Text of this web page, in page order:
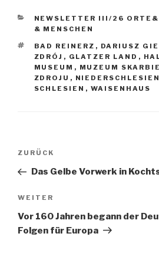
KATEGORIEN
NEWSLETTER III/26
& MENSCHEN
SCHLAGWÖRTER
BAD REINERZ , DARIUSZ
ZDRÓJ , GLATZER LAND ,
MUSEUM , MUZEUM
ZDROJU , NIEDERSCHLESIEN
SCHLESIEN , WAISENHAUS
Vorheriger
Beitrag
ZURÜCK
Das Gelbe Vorwerk in
Nächster
Beitrag
WEITER
Vor 160 Jahren begann der
Folgen für Europa